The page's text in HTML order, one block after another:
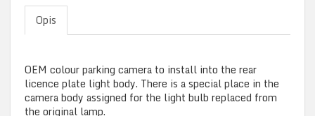
Opis
OEM colour parking camera to install into the rear
licence plate light body. There is a special place in the
camera body assigned for the light bulb replaced from
the original lamp.